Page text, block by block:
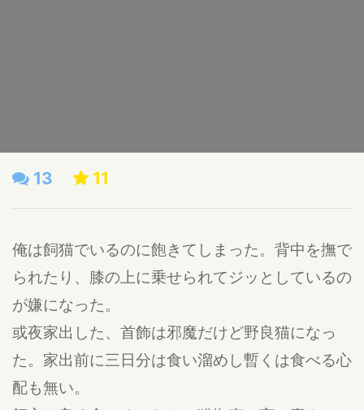
13 11
俺は飼猫でいるのに飽きてしまった。背中を撫で
られたり、膝の上に乗せられてジッとしているの
が嫌になった。
或夜家出した、首飾は邪魔だけど野良猫になっ
た。家出前に三日分は食い溜めし暫くは食べる心
配も無い。